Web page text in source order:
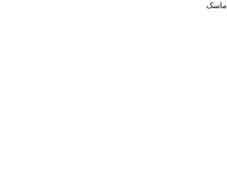
ماسک